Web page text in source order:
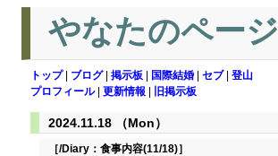
やなたのページ
トップ| ブログ| 掲示板 国際結婚 セブ| 登山
プロフィール| 更新情報 旧掲示板
2024.11.18 （Mon）
［/Diary： 食事内容(11/18)］